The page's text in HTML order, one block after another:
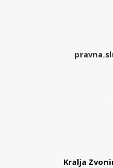
Kralja